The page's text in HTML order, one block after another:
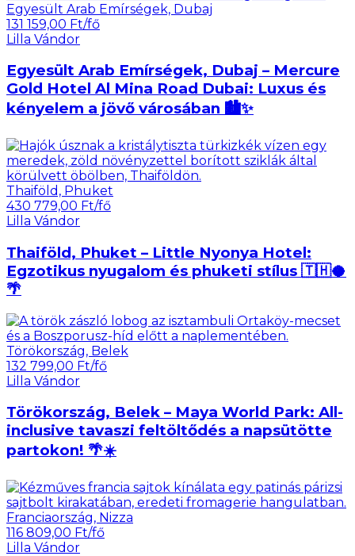
Egyesült Arab Emírségek, Dubaj
131 159,00 Ft/fő
Lilla Vándor
Egyesült Arab Emírségek, Dubaj – Mercure
Gold Hotel Al Mina Road Dubai: Luxus és
kényelem a jövő városában 🏙️✨
Thaiföld, Phuket
430 779,00 Ft/fő
Lilla Vándor
Thaiföld, Phuket – Little Nyonya Hotel:
Egzotikus nyugalom és phuketi stílus 🇹🇭🥥
🌴
Törökország, Belek
132 799,00 Ft/fő
Lilla Vándor
Törökország, Belek – Maya World Park: All-
inclusive tavaszi feltöltődés a napsütötte
partokon! 🌴☀️
Franciaország, Nizza
116 809,00 Ft/fő
Lilla Vándor